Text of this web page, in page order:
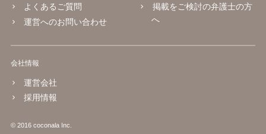
よくあるご質問
運営へのお問い合わせ
掲載をご検討の弁護士の方
へ
会社情報
運営会社
採用情報
© 2016 coconala Inc.